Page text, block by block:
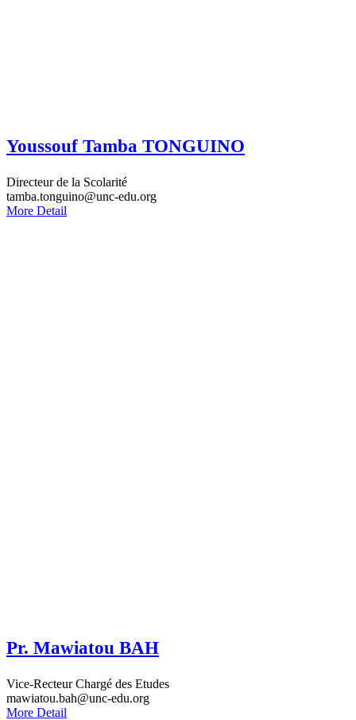
Youssouf Tamba TONGUINO
Directeur de la Scolarité
tamba.tonguino@unc-edu.org
More Detail
Pr. Mawiatou BAH
Vice-Recteur Chargé des Etudes
mawiatou.bah@unc-edu.org
More Detail